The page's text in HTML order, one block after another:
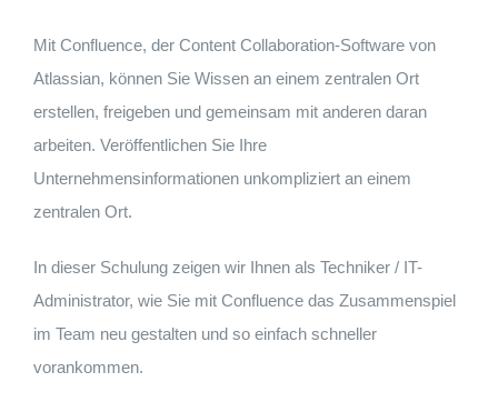
Mit Confluence, der Content Collaboration-Software von
Atlassian, können Sie Wissen an einem zentralen Ort
erstellen, freigeben und gemeinsam mit anderen daran
arbeiten. Veröffentlichen Sie Ihre
Unternehmensinformationen unkompliziert an einem
zentralen Ort.
In dieser Schulung zeigen wir Ihnen als Techniker / IT-
Administrator, wie Sie mit Confluence das Zusammenspiel
im Team neu gestalten und so einfach schneller
vorankommen.